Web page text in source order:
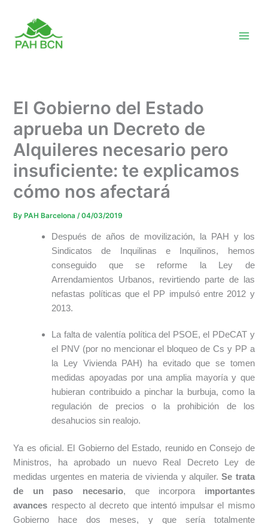
content
El Gobierno del Estado
aprueba un Decreto de
Alquileres necesario pero
insuficiente: te explicamos
cómo nos afectará
By PAH Barcelona/04/03/2019
Después de años de movilización, la PAH y los
Sindicatos de Inquilinas e Inquilinos, hemos
conseguido que se reforme la Ley de
Arrendamientos Urbanos, revirtiendo parte de las
nefastas políticas que el PP impulsó entre 2012 y
2013.
La falta de valentía política del PSOE, el PDeCAT y
el PNV (por no mencionar el bloqueo de Cs y PP a
la Ley Vivienda PAH) ha evitado que se tomen
medidas apoyadas por una amplia mayoría y que
hubieran contribuido a pinchar la burbuja, como la
regulación de precios o la prohibición de los
desahucios sin realojo.
Ya es oficial. El Gobierno del Estado, reunido en Consejo de
Ministros, ha aprobado un nuevo Real Decreto Ley de
medidas urgentes en materia de vivienda y alquiler.Se trata
de
un paso necesario, que incorpora importantes
avances respecto al decreto que intentó impulsar el mismo
Gobierno hace dos meses, y que sería totalmente